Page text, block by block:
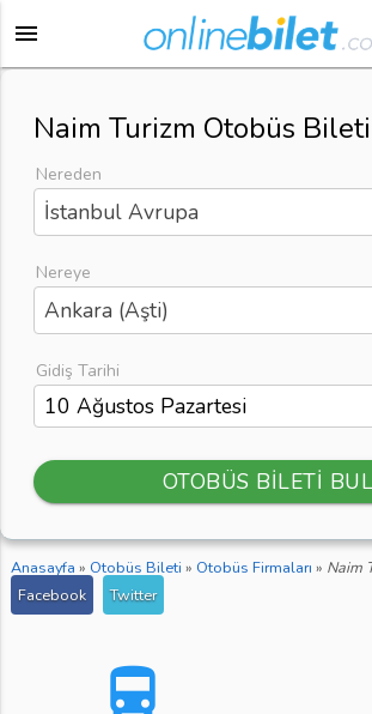
menu
Naim Turizm Otobüs Bileti
Nereden
İstanbul Avrupa
Nereye
Ankara (Aşti)
Gidiş Tarihi
OTOBÜS BİLETİ BUL
Anasayfa » Otobüs Bileti » Otobüs Firmaları » Naim
Facebook
Twitter
directions_bus